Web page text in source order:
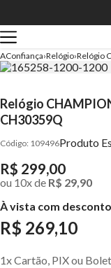
AConfiança Relógio Relógio
Relógio
CH30359Q
109496Produto
R$ 299,00
ou 10xde R$ 29,90
À vista com
R$ 269,10
1x Cartão, PIX ou